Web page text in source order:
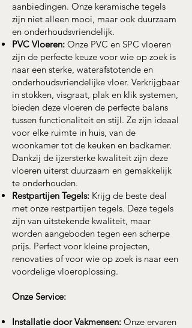
aanbiedingen. Onze keramische tegels
zijn niet alleen mooi, maar ook duurzaam
en onderhoudsvriendelijk.
PVC Vloeren: Onze PVC en SPC vloeren
zijn de perfecte keuze voor wie op zoek is
naar een sterke, waterafstotende en
onderhoudsvriendelijke vloer. Verkrijgbaar
in stokken, visgraat, plak en klik systemen,
bieden deze vloeren de perfecte balans
tussen functionaliteit en stijl. Ze zijn ideaal
voor elke ruimte in huis, van de
woonkamer tot de keuken en badkamer.
Dankzij de ijzersterke kwaliteit zijn deze
vloeren uiterst duurzaam en gemakkelijk
te onderhouden.
Restpartijen Tegels: Krijg de beste deal
met onze restpartijen tegels. Deze tegels
zijn van uitstekende kwaliteit, maar
worden aangeboden tegen een scherpe
prijs. Perfect voor kleine projecten,
renovaties of voor wie op zoek is naar een
voordelige vloeroplossing.
Onze Service:
Installatie door Vakmensen: Onze ervaren